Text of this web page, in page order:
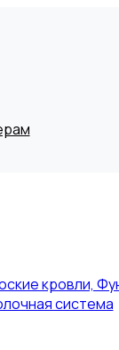
кровли,
система